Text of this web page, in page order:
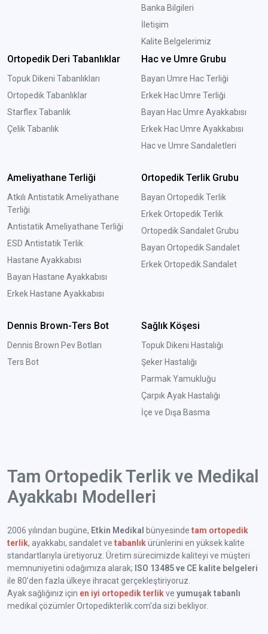
Banka Bilgileri
İletişim
Kalite Belgelerimiz
Ortopedik Deri Tabanlıklar
Topuk Dikeni Tabanlıkları
Ortopedik Tabanlıklar
Starflex Tabanlık
Çelik Tabanlık
Hac ve Umre Grubu
Bayan Umre Hac Terliği
Erkek Hac Umre Terliği
Bayan Hac Umre Ayakkabısı
Erkek Hac Umre Ayakkabısı
Hac ve Umre Sandaletleri
Ameliyathane Terliği
Atkılı Antistatik Ameliyathane
Terliği
Antistatik Ameliyathane Terliği
ESD Antistatik Terlik
Hastane Ayakkabısı
Bayan Hastane Ayakkabısı
Erkek Hastane Ayakkabısı
Ortopedik Terlik Grubu
Bayan Ortopedik Terlik
Erkek Ortopedik Terlik
Ortopedik Sandalet Grubu
Bayan Ortopedik Sandalet
Erkek Ortopedik Sandalet
Dennis Brown-Ters Bot
Dennis Brown Pev Botları
Ters Bot
Sağlık Köşesi
Topuk Dikeni Hastalığı
Şeker Hastalığı
Parmak Yamukluğu
Çarpık Ayak Hastalığı
İçe ve Dışa Basma
Tam Ortopedik Terlik ve Medikal
Ayakkabı Modelleri
2006 yılından bugüne, Etkin Medikal bünyesindetam ortopedik
terlik, ayakkabı, sandalet vetabanlık ürünlerini en yüksek kalite
standartlarıyla üretiyoruz. Üretim sürecimizde kaliteyi ve müşteri
memnuniyetini odağımıza alarak; ISO 13485 ve CE kalite belgeleri
ile 80’den fazla ülkeye ihracat gerçekleştiriyoruz.
Ayak sağlığınız için en iyi ortopedik terlik ve yumuşak tabanlı
medikal çözümler Ortopedikterlik.com'da sizi bekliyor.